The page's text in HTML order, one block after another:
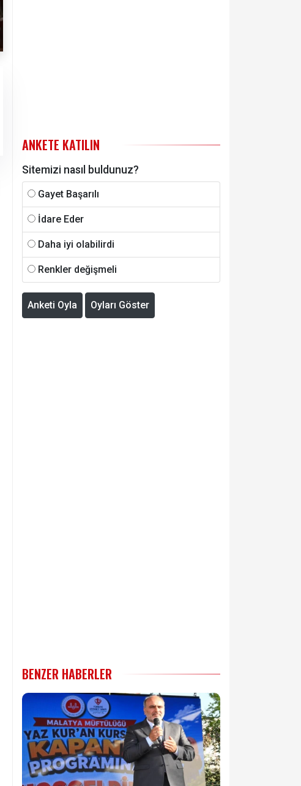
ANKETE KATILIN
Sitemizi nasıl buldunuz?
Gayet Başarılı
İdare Eder
Daha iyi olabilirdi
Renkler değişmeli
Anketi Oyla Oyları Göster
BENZER HABERLER